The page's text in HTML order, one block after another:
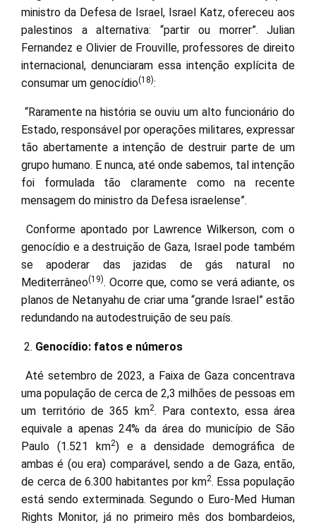
ministro da Defesa de Israel, Israel Katz, ofereceu aos
palestinos a alternativa: “partir ou morrer”. Julian
Fernandez e Olivier de Frouville, professores de direito
internacional, denunciaram essa intenção explícita de
consumar um genocídio(18):
“Raramente na história se ouviu um alto funcionário do
Estado, responsável por operações militares, expressar
tão abertamente a intenção de destruir parte de um
grupo humano. E nunca, até onde sabemos, tal intenção
foi formulada tão claramente como na recente
mensagem do ministro da Defesa israelense”.
Conforme apontado por Lawrence Wilkerson, com o
genocídio e a destruição de Gaza, Israel pode também
se apoderar das jazidas de gás natural no
Mediterrâneo(19). Ocorre que, como se verá adiante, os
planos de Netanyahu de criar uma “grande Israel” estão
redundando na autodestruição de seu país.
Genocídio: fatos e números
Até setembro de 2023, a Faixa de Gaza concentrava
uma população de cerca de 2,3 milhões de pessoas em
um território de 365 km2. Para contexto, essa área
equivale a apenas 24% da área do município de São
Paulo (1.521 km2) e a densidade demográfica de
ambas é (ou era) comparável, sendo a de Gaza, então,
de cerca de 6.300 habitantes por km2. Essa população
está sendo exterminada. Segundo o Euro-Med Human
Rights Monitor, já no primeiro mês dos bombardeios,